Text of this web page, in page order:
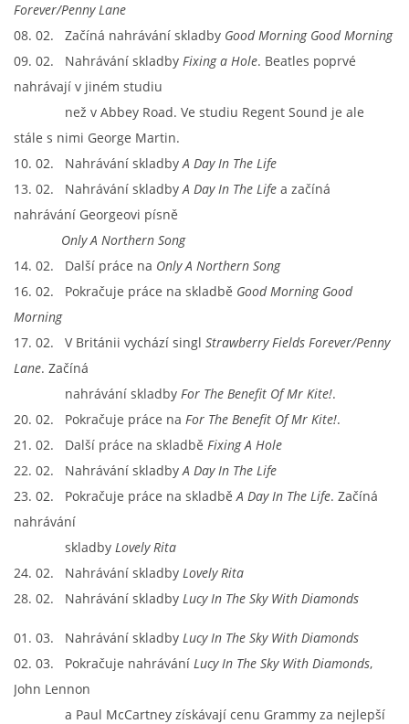
NÁSTROJE - RINGO STARR
NÁSTROJE - ZESILOVAČE/KOMBA
NÁSTROJE - PEDÁLY
OBLEČENÍ
PODPISY
DISKOGRAFIE - SINGLY ŘADOVÉ
DISKOGRAFIE - SINGLY VÁNOČNÍ
DISKOGRAFIE - SINGLY DALŠÍ
DISKOGRAFIE - EP
DISKOGRAFIE - EP III
DISKOGRAFIE - ALBA ŘADOVÁ
Forever/Penny Lane
08. 02. Začíná nahrávání skladby Good Morning Good Morning
09. 02. Nahrávání skladby Fixing a Hole. Beatles poprvé
nahrávají v jiném studiu
než v Abbey Road. Ve studiu Regent Sound je ale
stále s nimi George Martin.
10. 02. Nahrávání skladbyA Day In The Life
13. 02. Nahrávání skladbyA Day In The Life a začíná
nahrávání Georgeovi písně
Only A Northern Song
14. 02. Další práce na Only A Northern Song
16. 02. Pokračuje práce na skladbě Good Morning Good
Morning
17. 02. V Británii vychází singl Strawberry Fields Forever/Penny
Lane. Začíná
nahrávání skladby For The Benefit Of Mr Kite!.
20. 02. Pokračuje práce na For The Benefit Of Mr Kite!.
21. 02. Další práce na skladbě Fixing A Hole
22. 02. Nahrávání skladbyA Day In The Life
23. 02. Pokračuje práce na skladběA Day In The Life. Začíná
nahrávání
skladby Lovely Rita
24. 02. Nahrávání skladby Lovely Rita
28. 02. Nahrávání skladby Lucy In The Sky With Diamonds
01. 03. Nahrávání skladby Lucy In The Sky With Diamonds
02. 03. Pokračuje nahrávání Lucy In The Sky With Diamonds,
John Lennon
a Paul McCartney získávají cenu Grammy za nejlepší